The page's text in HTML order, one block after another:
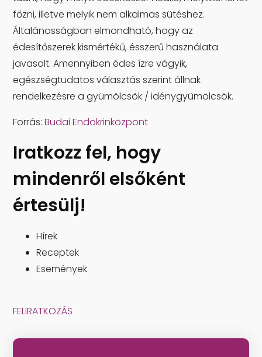
főzni, illetve melyik nem alkalmas sütéshez.
Általánosságban elmondható, hogy az
édesítőszerek kismértékű, ésszerű használata
javasolt. Amennyiben édes ízre vágyik,
egészségtudatos választás szerint állnak
rendelkezésre a gyümölcsök / idénygyümölcsök.
Forrás:Budai Endokrinközpont
Iratkozz fel, hogy
mindenről elsőként
értesülj!
Hírek
Receptek
Események
FELIRATKOZÁS